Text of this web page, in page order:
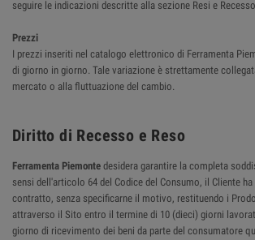
seguire le indicazioni descritte alla sezione Resi e
Prezzi
I prezzi inseriti nel catalogo elettronico di Ferramenta
di giorno in giorno. Tale variazione è strettamente
mercato o alla fluttuazione del cambio.
Diritto di Recesso e Reso
Ferramenta Piemonte desidera garantire la completa
sensi dell'articolo 64 del Codice del Consumo, il Cliente
contratto, senza specificarne il motivo, restituendo i
attraverso il Sito entro il termine di 10 (dieci) giorni
giorno di ricevimento dei beni da parte del consumatore